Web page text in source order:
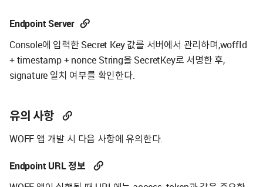
Endpoint Server
Console에 입력한 Secret Key 값를 서버에서 관리하며,woffId
+ timestamp + nonce String을 SecretKey로 서명한 후,
signature 일치 여부를 확인한다.
유의 사항
WOFF 앱 개발 시 다음 사항에 유의한다.
Endpoint URL 정보